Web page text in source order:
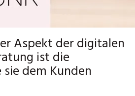
Aspekt der digitalen
ist die
dem Kunden